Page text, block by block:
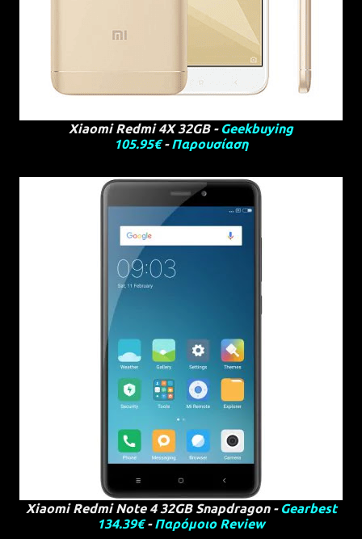
Xiaomi Redmi 4X 32GB - Geekbuying
105.95€-Παρουσίαση
Xiaomi Redmi Note 4 32GB Snapdragon - Gearbest
134.39€-Παρόμοιο Review